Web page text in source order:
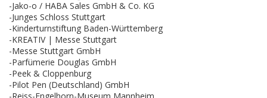
-Jako-o / HABA Sales GmbH & Co. KG
-Junges Schloss Stuttgart
-Kinderturnstiftung Baden-Württemberg
-KREATIV | Messe Stuttgart
-Messe Stuttgart GmbH
-Parfümerie Douglas GmbH
-Peek & Cloppenburg
-Pilot Pen (Deutschland) GmbH